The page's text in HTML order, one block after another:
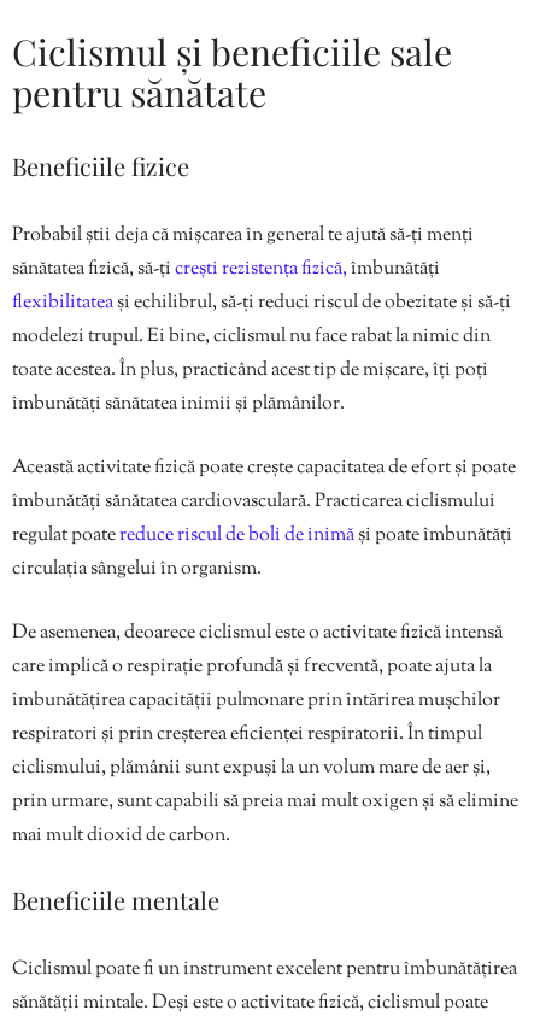
Ciclismul și beneficiile sale
pentru sănătate
Beneficiile fizice
Probabil știi deja că mișcarea în general te ajută să-ți menți
sănătatea fizică, să-țicrești rezistența fizică,îmbunătăți
flexibilitateași echilibrul, să-ți reduci riscul de obezitate și să-ți
modelezi trupul. Ei bine, ciclismul nu face rabat la nimic din
toate acestea. În plus, practicând acest tip de mișcare, îți poți
îmbunătăți sănătatea inimii și plămânilor.
Această activitate fizică poate crește capacitatea de efort și poate
îmbunătăți sănătatea cardiovasculară. Practicarea ciclismului
regulat poatereduce riscul de boli de inimăși poate îmbunătăți
circulația sângelui în organism.
De asemenea, deoarece ciclismul este o activitate fizică intensă
care implică o respirație profundă și frecventă, poate ajuta la
îmbunătățirea capacității pulmonare prin întărirea mușchilor
respiratori și prin creșterea eficienței respiratorii. În timpul
ciclismului, plămânii sunt expuși la un volum mare de aer și,
prin urmare, sunt capabili să preia mai mult oxigen și să elimine
mai mult dioxid de carbon.
Beneficiile mentale
Ciclismul poate fi un instrument excelent pentru îmbunătățirea
sănătății mintale. Deși este o activitate fizică, ciclismul poate